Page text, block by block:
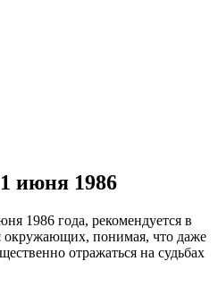
1 июня 1986
1986 года, рекомендуется в
окружающих, понимая, что даже
отражаться на судьбах